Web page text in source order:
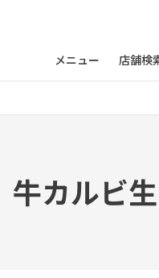
メニュー 店舗検
牛カルビ